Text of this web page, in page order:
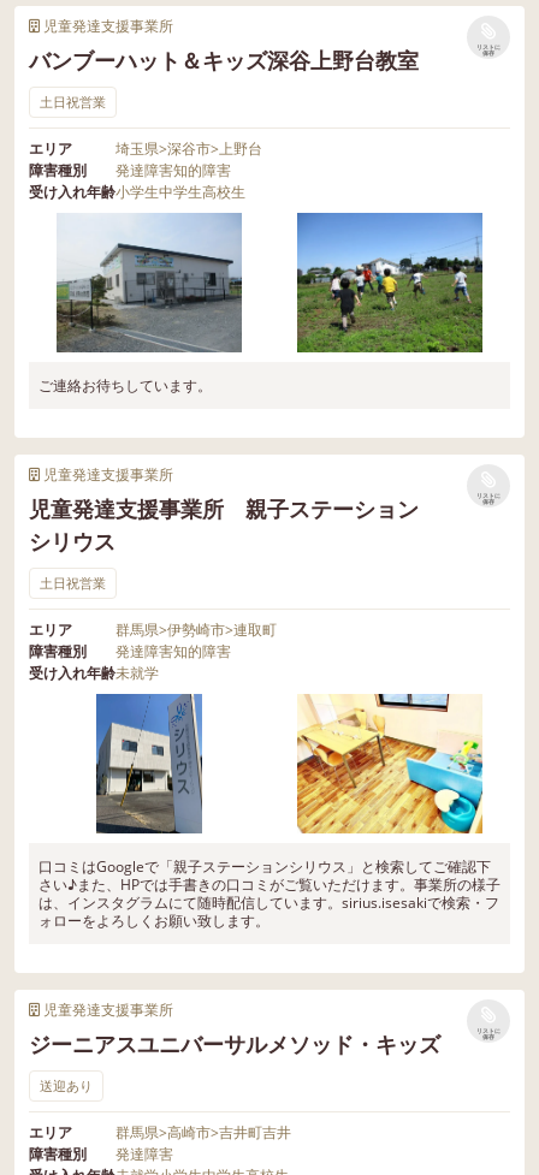
児童発達支援事業所
バンブーハット＆キッズ深谷上野台教室
リストに
保存
土日祝営業
エリア 埼玉県>深谷市>上野台
障害種別
発達障害知的障害
受け入れ年齢小学生中学生高校生
ご連絡お待ちしています。
児童発達支援事業所
児童発達支援事業所 親子ステーション
シリウス
リストに
保存
土日祝営業
エリア 群馬県>伊勢崎市>連取町
障害種別
発達障害知的障害
受け入れ年齢未就学
口コミはGoogleで「親子ステーションシリウス」と検索してご確認下
さい♪また、HPでは手書きの口コミがご覧いただけます。事業所の様子
は、インスタグラムにて随時配信しています。sirius.isesakiで検索・フ
ォローをよろしくお願い致します。
児童発達支援事業所
ジーニアスユニバーサルメソッド・キッズ
リストに
保存
送迎あり
エリア 群馬県>高崎市>吉井町吉井
障害種別
発達障害